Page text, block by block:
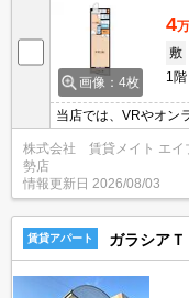
画像：4枚
4
敷
1階
当店では、VRやオン
りWEBのみでの契約
株式会社 賃貸メイト エイ
勢店
情報更新日 2026/08/03
賃貸アパート ガラシアＴ